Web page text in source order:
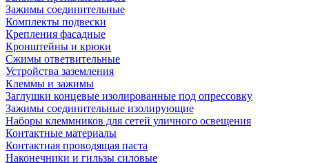
Зажимы соединительные
Комплекты подвески
Крепления фасадные
Кронштейны и крюки
Сжимы ответвительные
Устройства заземления
Клеммы и зажимы
Заглушки концевые изолированные под опрессовку
Зажимы соединительные изолирующие
Наборы клеммников для сетей уличного освещения
Контактные материалы
Контактная проводящая паста
Наконечники и гильзы силовые